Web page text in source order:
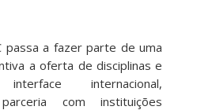
passa a fazer parte de uma
a oferta de disciplinas e
internacional,
com instituições